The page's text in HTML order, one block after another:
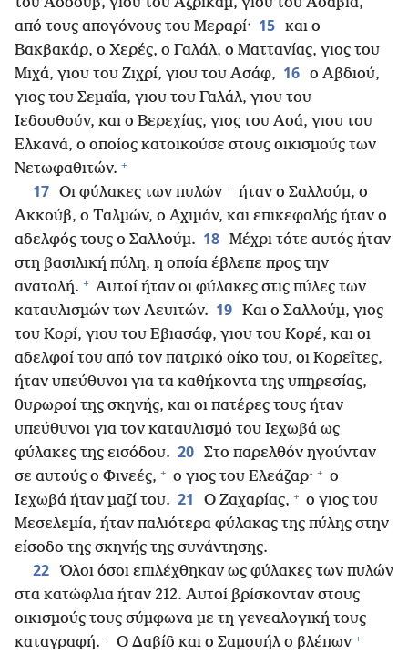
του Ασσούβ, γιου του Αζρικάμ, γιου του Ασαβία,
από τους απογόνους του Μεραρί· 15 και ο
Βακβακάρ, ο Χερές, ο Γαλάλ, ο Ματτανίας, γιος του
Μιχά, γιου του Ζιχρί, γιου του Ασάφ, 16 ο Αβδιού,
γιος του Σεμαΐα, γιου του Γαλάλ, γιου του
Ιεδουθούν, και ο Βερεχίας, γιος του Ασά, γιου του
Ελκανά, ο οποίος κατοικούσε στους οικισμούς των
Νετωφαθιτών. +
17 Οι φύλακες των πυλών + ήταν ο Σαλλούμ, ο
Ακκούβ, ο Ταλμών, ο Αχιμάν, και επικεφαλής ήταν ο
αδελφός τους ο Σαλλούμ. 18 Μέχρι τότε αυτός ήταν
στη βασιλική πύλη, η οποία έβλεπε προς την
ανατολή. + Αυτοί ήταν οι φύλακες στις πύλες των
καταυλισμών των Λευιτών. 19 Και ο Σαλλούμ, γιος
του Κορί, γιου του Εβιασάφ, γιου του Κορέ, και οι
αδελφοί του από τον πατρικό οίκο του, οι Κορεΐτες,
ήταν υπεύθυνοι για τα καθήκοντα της υπηρεσίας,
θυρωροί της σκηνής, και οι πατέρες τους ήταν
υπεύθυνοι για τον καταυλισμό του Ιεχωβά ως
φύλακες της εισόδου. 20 Στο παρελθόν ηγούνταν
σε αυτούς ο Φινεές, + ο γιος του Ελεάζαρ· + ο
Ιεχωβά ήταν μαζί του. 21 Ο Ζαχαρίας, + ο γιος του
Μεσελεμία, ήταν παλιότερα φύλακας της πύλης στην
είσοδο της σκηνής της συνάντησης.
22 Όλοι όσοι επιλέχθηκαν ως φύλακες των πυλών
στα κατώφλια ήταν 212. Αυτοί βρίσκονταν στους
οικισμούς τους σύμφωνα με τη γενεαλογική τους
καταγραφή. + Ο Δαβίδ και ο Σαμουήλ ο βλέπων +